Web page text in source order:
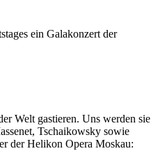
ein Galakonzert der
Welt gastieren. Uns werden sie
Tschaikowsky sowie
der Helikon Opera Moskau: